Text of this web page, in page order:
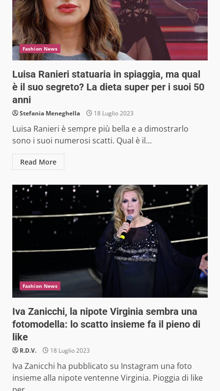
Fashion News
Luisa Ranieri statuaria in spiaggia, ma qual
è il suo segreto? La dieta super per i suoi 50
anni
Stefania Meneghella 18 Luglio 2023
Luisa Ranieri è sempre più bella e a dimostrarlo
sono i suoi numerosi scatti. Qual è il...
Read More
Fashion News
Iva Zanicchi, la nipote Virginia sembra una
fotomodella: lo scatto insieme fa il pieno di
like
R.D.V. 18 Luglio 2023
Iva Zanicchi ha pubblicato su Instagram una foto
insieme alla nipote ventenne Virginia. Pioggia di like